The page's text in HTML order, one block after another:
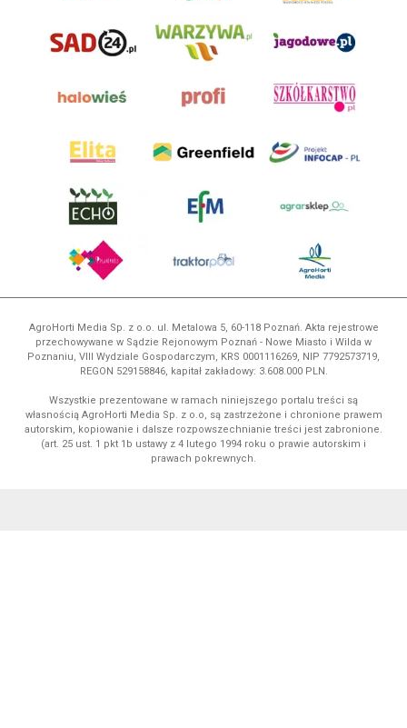
AgroHorti Media Sp. z o.o. ul. Metalowa 5, 60-118 Poznań. Akta rejestrowe
przechowywane w Sądzie Rejonowym Poznań - Nowe Miasto i Wilda w
Poznaniu, VIII Wydziale Gospodarczym, KRS 0001116269, NIP 7792573719,
REGON 529158846, kapitał zakładowy: 3.608.000 PLN.
Wszystkie prezentowane w ramach niniejszego portalu treści są
własnością AgroHorti Media Sp. z o.o, są zastrzeżone i chronione prawem
autorskim, kopiowanie i dalsze rozpowszechnianie treści jest zabronione.
(art. 25 ust. 1 pkt 1b ustawy z 4 lutego 1994 roku o prawie autorskim i
prawach pokrewnych.